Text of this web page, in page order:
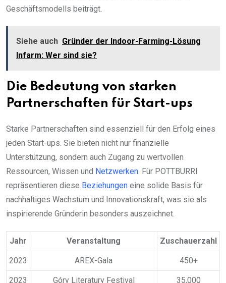
Geschäftsmodells beiträgt.
Siehe auch Gründer der Indoor-Farming-Lösung
Infarm: Wer sind sie?
Die Bedeutung von starken
Partnerschaften für Start-ups
Starke Partnerschaften sind essenziell für den Erfolg eines
jeden Start-ups. Sie bieten nicht nur finanzielle
Unterstützung, sondern auch Zugang zu wertvollen
Ressourcen, Wissen und Netzwerken . Für POTTBURRI
repräsentieren diese Beziehungen eine solide Basis für
nachhaltiges Wachstum und Innovationskraft, was sie als
inspirierende Gründerin besonders auszeichnet.
Jahr Veranstaltung Zuschauerzahl
2023 AREX-Gala 450+
2023 Góry Literatury Festival 35,000